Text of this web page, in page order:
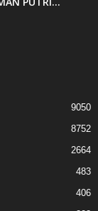
9050
8752
2664
483
406